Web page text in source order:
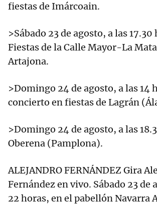
fiestas de Imárcoain.
>Sábado 23 de agosto, a las 17.30
Fiestas de la Calle Mayor-La
Artajona.
>Domingo 24 de agosto, a las 14
concierto en fiestas de Lagrán
>Domingo 24 de agosto, a las
Oberena (Pamplona).
ALEJANDRO FERNÁNDEZ Gira
Fernández en vivo. Sábado 23 de
22 horas, en el pabellón Navarra